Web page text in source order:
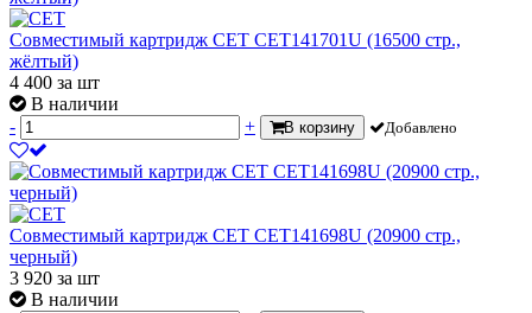
Совместимый картридж CET CET141701U (16500 стр.,
жёлтый)
4 400 за шт
В наличии
-
+ В корзину Добавлено
Совместимый картридж CET CET141698U (20900 стр.,
черный)
3 920 за шт
В наличии